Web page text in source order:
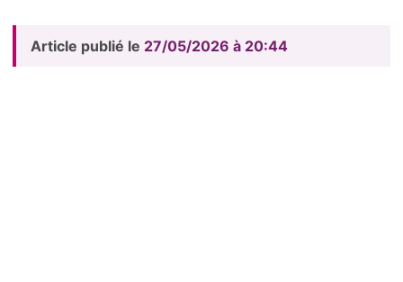
Article publié le 27/05/2026 à 20:44